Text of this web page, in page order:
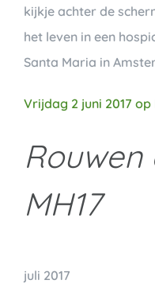
kijkje achter de
het leven in een
Santa Maria in
Vrijdag 2 juni 2017 op
MH17
juli 2017